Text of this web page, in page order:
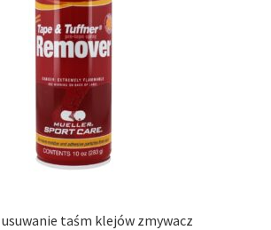
taśm klejów zmywacz